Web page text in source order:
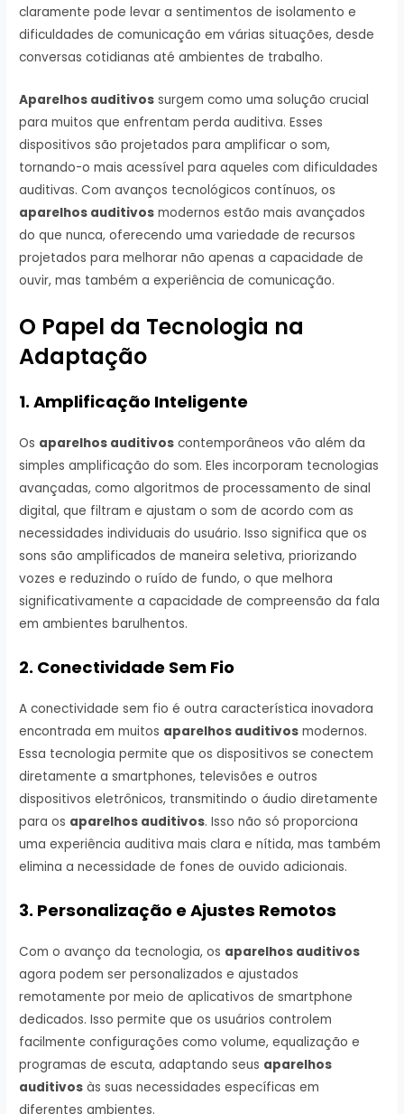
claramente pode levar a sentimentos de isolamento e
dificuldades de comunicação em várias situações, desde
conversas cotidianas até ambientes de trabalho.
Aparelhos auditivos surgem como uma solução crucial
para muitos que enfrentam perda auditiva. Esses
dispositivos são projetados para amplificar o som,
tornando-o mais acessível para aqueles com dificuldades
auditivas. Com avanços tecnológicos contínuos, os
aparelhos auditivos modernos estão mais avançados
do que nunca, oferecendo uma variedade de recursos
projetados para melhorar não apenas a capacidade de
ouvir, mas também a experiência de comunicação.
O Papel da Tecnologia na
Adaptação
1. Amplificação Inteligente
Os aparelhos auditivos contemporâneos vão além da
simples amplificação do som. Eles incorporam tecnologias
avançadas, como algoritmos de processamento de sinal
digital, que filtram e ajustam o som de acordo com as
necessidades individuais do usuário. Isso significa que os
sons são amplificados de maneira seletiva, priorizando
vozes e reduzindo o ruído de fundo, o que melhora
significativamente a capacidade de compreensão da fala
em ambientes barulhentos.
2. Conectividade Sem Fio
A conectividade sem fio é outra característica inovadora
encontrada em muitos aparelhos auditivos modernos.
Essa tecnologia permite que os dispositivos se conectem
diretamente a smartphones, televisões e outros
dispositivos eletrônicos, transmitindo o áudio diretamente
para os aparelhos auditivos. Isso não só proporciona
uma experiência auditiva mais clara e nítida, mas também
elimina a necessidade de fones de ouvido adicionais.
3. Personalização e Ajustes Remotos
Com o avanço da tecnologia, os aparelhos auditivos
agora podem ser personalizados e ajustados
remotamente por meio de aplicativos de smartphone
dedicados. Isso permite que os usuários controlem
facilmente configurações como volume, equalização e
programas de escuta, adaptando seus aparelhos
auditivos às suas necessidades específicas em
diferentes ambientes.